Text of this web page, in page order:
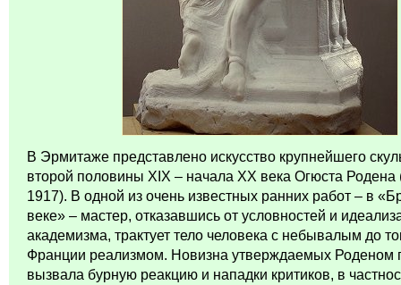
В Эрмитаже представлено искусство крупнейшего
второй половины XIX – начала XX века Огюста Родена
1917). В одной из очень известных ранних работ – в
веке» – мастер, отказавшись от условностей и
академизма, трактует тело человека с небывалым до
Франции реализмом. Новизна утверждаемых Роденом
вызвала бурную реакцию и нападки критиков, в